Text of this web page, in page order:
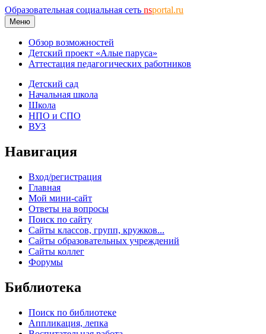
Образовательная социальная сеть nsportal.ru
Меню
Обзор возможностей
Детский проект «Алые паруса»
Аттестация педагогических работников
Детский сад
Начальная школа
Школа
НПО и СПО
ВУЗ
Навигация
Вход/регистрация
Главная
Мой мини-сайт
Ответы на вопросы
Поиск по сайту
Сайты классов, групп, кружков...
Сайты образовательных учреждений
Сайты коллег
Форумы
Библиотека
Поиск по библиотеке
Аппликация, лепка